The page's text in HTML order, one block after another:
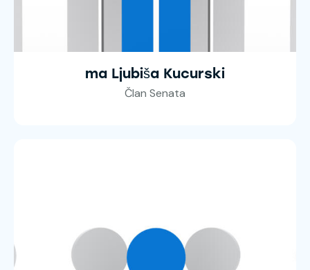
ma Ljubiša Kucurski
Član Senata